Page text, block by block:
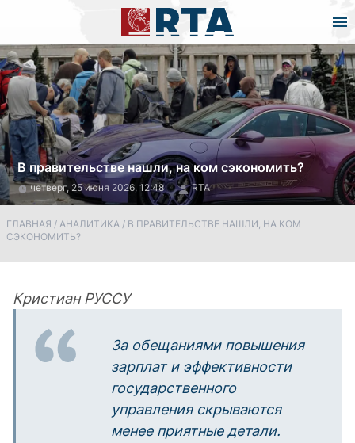
В правительстве нашли, на ком сэкономить?
четверг, 25 июня 2026, 12:48 RTA
ГЛАВНАЯ / АНАЛИТИКА / В ПРАВИТЕЛЬСТВЕ НАШЛИ, НА КОМ
СЭКОНОМИТЬ?
Кристиан РУССУ
За обещаниями повышения
зарплат и эффективности
государственного
управления скрываются
менее приятные детали.